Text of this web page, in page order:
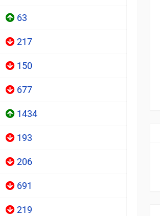
63
217
150
677
1434
193
206
691
219